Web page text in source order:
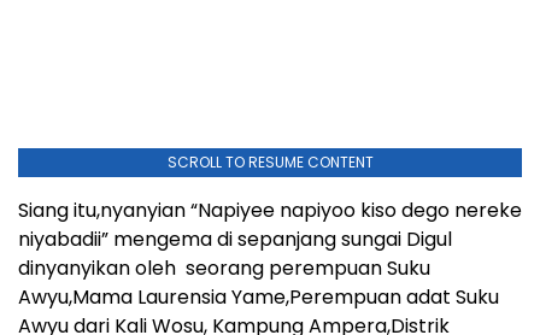
SCROLL TO RESUME CONTENT
Siang itu,nyanyian “Napiyee napiyoo kiso dego nereke
niyabadii” mengema di sepanjang sungai Digul
dinyanyikan oleh seorang perempuan Suku
Awyu,Mama Laurensia Yame,Perempuan adat Suku
Awyu dari Kali Wosu, Kampung Ampera,Distrik